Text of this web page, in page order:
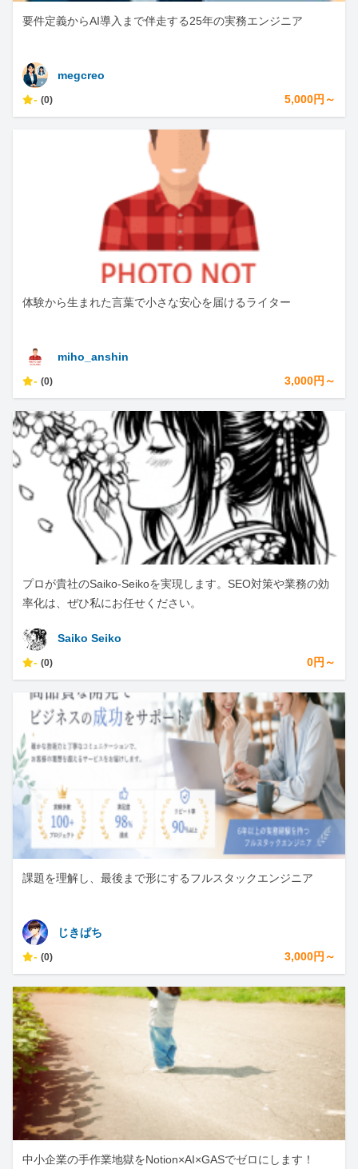
要件定義からAI導入まで伴走する25年の実務エンジニア
megcreo
- (0) 5,000円～
体験から生まれた言葉で小さな安心を届けるライター
miho_anshin
- (0) 3,000円～
プロが貴社のSaiko-Seikoを実現します。SEO対策や業務の効
率化は、ぜひ私にお任せください。
Saiko Seiko
- (0) 0円～
課題を理解し、最後まで形にするフルスタックエンジニア
じきぱち
- (0) 3,000円～
中小企業の手作業地獄をNotion×AI×GASでゼロにします！